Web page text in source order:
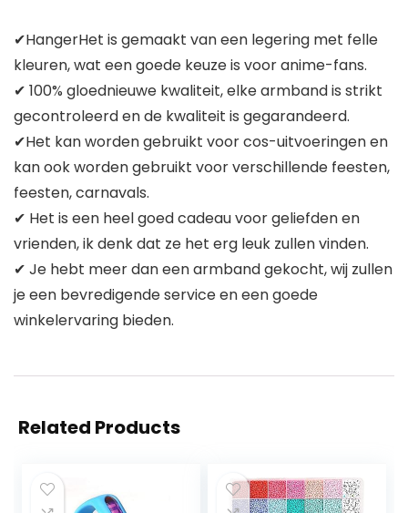
✔HangerHet is gemaakt van een legering met felle
kleuren, wat een goede keuze is voor anime-fans.
✔ 100% gloednieuwe kwaliteit, elke armband is strikt
gecontroleerd en de kwaliteit is gegarandeerd.
✔Het kan worden gebruikt voor cos-uitvoeringen en
kan ook worden gebruikt voor verschillende feesten,
feesten, carnavals.
✔ Het is een heel goed cadeau voor geliefden en
vrienden, ik denk dat ze het erg leuk zullen vinden.
✔ Je hebt meer dan een armband gekocht, wij zullen
je een bevredigende service en een goede
winkelervaring bieden.
Related Products